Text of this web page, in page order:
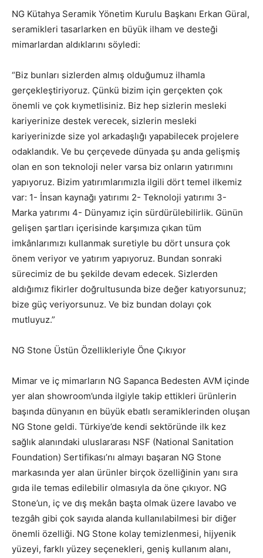
NG Kütahya Seramik Yönetim Kurulu Başkanı Erkan Güral,
seramikleri tasarlarken en büyük ilham ve desteği
mimarlardan aldıklarını söyledi:
“Biz bunları sizlerden almış olduğumuz ilhamla
gerçekleştiriyoruz. Çünkü bizim için gerçekten çok
önemli ve çok kıymetlisiniz. Biz hep sizlerin mesleki
kariyerinize destek verecek, sizlerin mesleki
kariyerinizde size yol arkadaşlığı yapabilecek projelere
odaklandık. Ve bu çerçevede dünyada şu anda gelişmiş
olan en son teknoloji neler varsa biz onların yatırımını
yapıyoruz. Bizim yatırımlarımızla ilgili dört temel ilkemiz
var: 1- İnsan kaynağı yatırımı 2- Teknoloji yatırımı 3-
Marka yatırımı 4- Dünyamız için sürdürülebilirlik. Günün
gelişen şartları içerisinde karşımıza çıkan tüm
imkânlarımızı kullanmak suretiyle bu dört unsura çok
önem veriyor ve yatırım yapıyoruz. Bundan sonraki
sürecimiz de bu şekilde devam edecek. Sizlerden
aldığımız fikirler doğrultusunda bize değer katıyorsunuz;
bize güç veriyorsunuz. Ve biz bundan dolayı çok
mutluyuz.”
NG Stone Üstün Özellikleriyle Öne Çıkıyor
Mimar ve iç mimarların NG Sapanca Bedesten AVM içinde
yer alan showroom’unda ilgiyle takip ettikleri ürünlerin
başında dünyanın en büyük ebatlı seramiklerinden oluşan
NG Stone geldi. Türkiye’de kendi sektöründe ilk kez
sağlık alanındaki uluslararası NSF (National Sanitation
Foundation) Sertifikası’nı almayı başaran NG Stone
markasında yer alan ürünler birçok özelliğinin yanı sıra
gıda ile temas edilebilir olmasıyla da öne çıkıyor. NG
Stone’un, iç ve dış mekân başta olmak üzere lavabo ve
tezgâh gibi çok sayıda alanda kullanılabilmesi bir diğer
önemli özelliği. NG Stone kolay temizlenmesi, hijyenik
yüzeyi, farklı yüzey seçenekleri, geniş kullanım alanı,